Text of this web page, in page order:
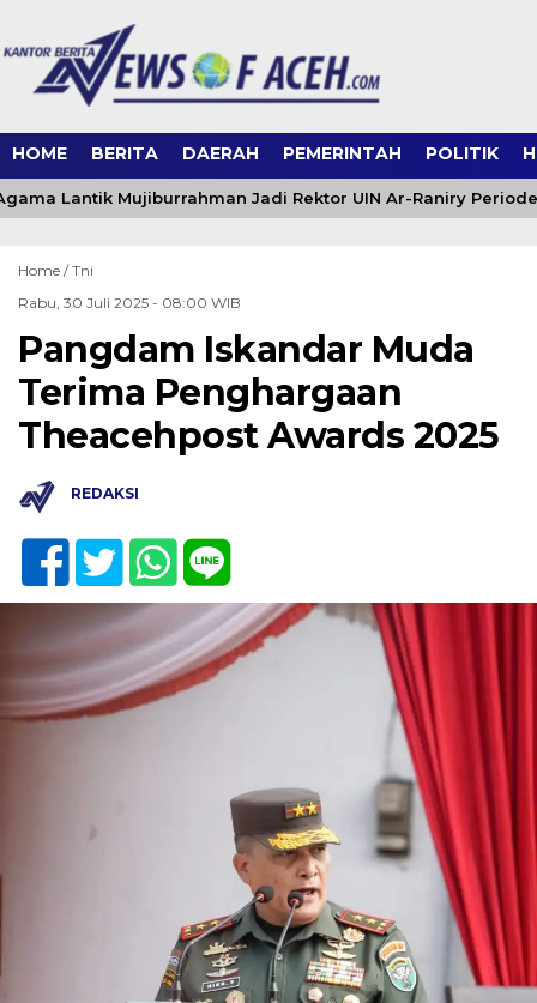
HOME BERITA DAERAH PEMERINTAH POLITIK
Lantik Mujiburrahman Jadi Rektor UIN Ar-Raniry Periode
Home /Tni
Rabu, 30 Juli 2025 - 08:00 WIB
Pangdam Iskandar Muda
Terima Penghargaan
Theacehpost Awards 2025
REDAKSI